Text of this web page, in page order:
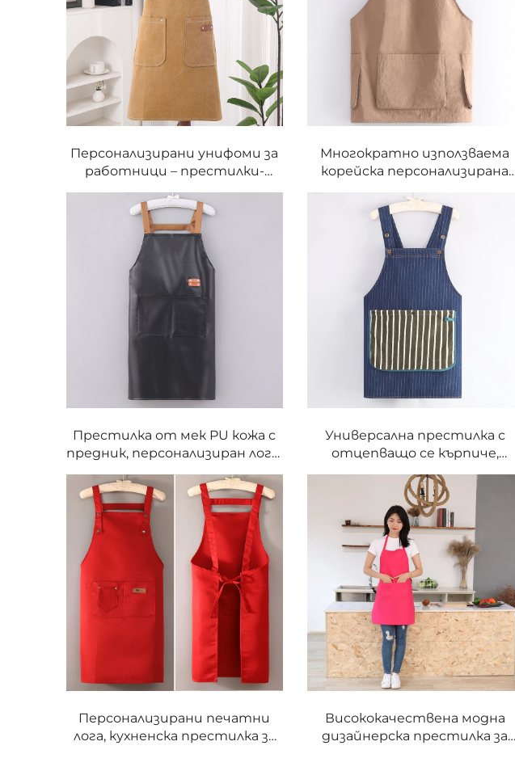
Персонализирани унифоми за
работници – престилки-
предници от платно за мъже
и жени за кухня, барбекю,
барове, търговски заведения,
кафенета, ресторанти,
готвачи и сервитьори от
памук
Многократно използваема
корейска персонализирана
престилка-предница от
тъкан Taslon без ръкави за
мъже и жени, подходяща за
хранителни магазини,
работно облекло, маникюр,
десерти, кафе, мляко и чай
Престилка от мек PU кожа с
предник, персонализиран лого,
сублимационна печатна
технология, пералня-
пригодна, за педикюр,
бръснарски салони,
цветарски магазини и
бармани, подходяща за
почистване и барбекю
Универсална престилка с
отцепващо се кърпиче,
сигурни джобове,
минималистичен стил, бързо
регулиращ се кръстосан
колан, синя джинсова
престилка за барман
Персонализирани печатни
лога, кухненска престилка за
Висококачествена модна
дизайнерска престилка за